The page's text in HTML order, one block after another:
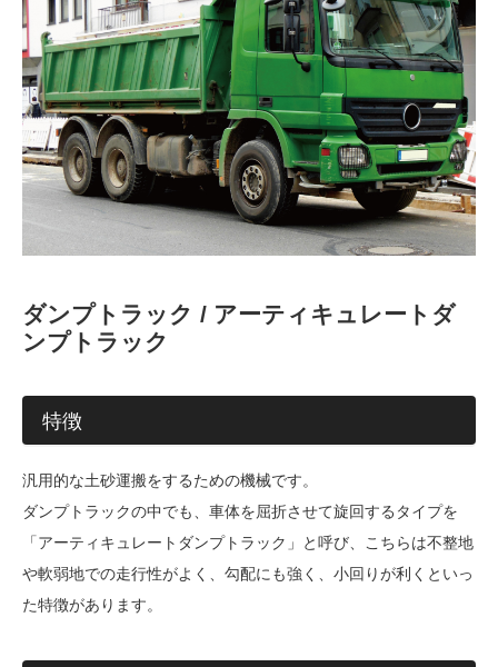
ダンプトラック / アーティキュレートダ
ンプトラック
特徴
汎用的な土砂運搬をするための機械です。
ダンプトラックの中でも、車体を屈折させて旋回するタイプを
「アーティキュレートダンプトラック」と呼び、こちらは不整地
や軟弱地での走行性がよく、勾配にも強く、小回りが利くといっ
た特徴があります。